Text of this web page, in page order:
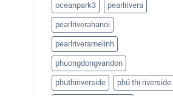
oceanpark3 pearlrivera
pearlriverahanoi
pearlriveramelinh
phuongdongvandon
phuthiriverside phú thị riverside